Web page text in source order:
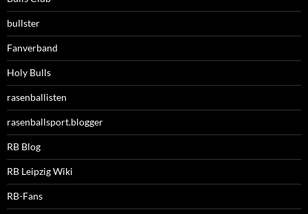
bullster
Fanverband
Holy Bulls
rasenballisten
rasenballsport.blogger
RB Blog
RB Leipzig Wiki
RB-Fans